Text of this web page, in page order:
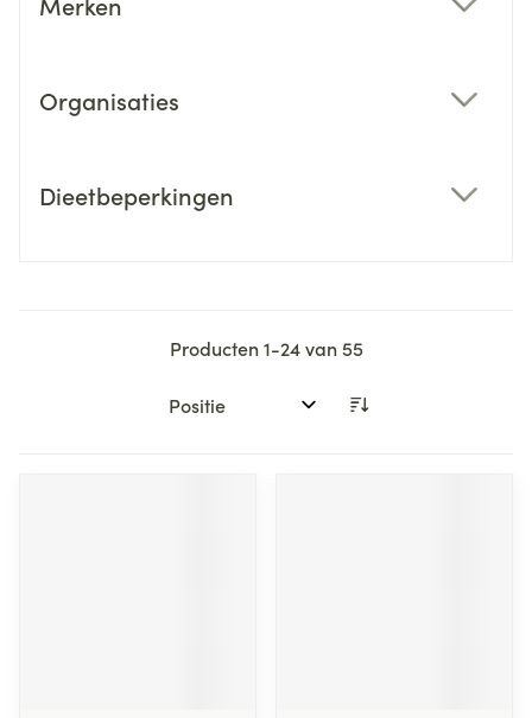
Organisaties
Dieetbeperkingen
Producten1-24van55
Sorteer op: